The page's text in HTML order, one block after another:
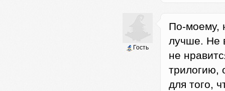
Гость
По-моему,
лучше. Не
не
трилогию,
для того,